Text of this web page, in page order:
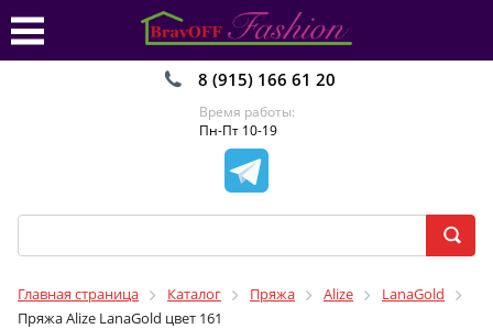
8 (915) 166 61 20
Время работы:
Пн-Пт 10-19
Главная страница Каталог Пряжа Alize
LanaGold
Пряжа Alize LanaGold цвет 161